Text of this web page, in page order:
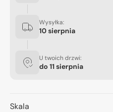
Wysyłka:
10 sierpnia
U twoich drzwi:
do 11 sierpnia
Skala